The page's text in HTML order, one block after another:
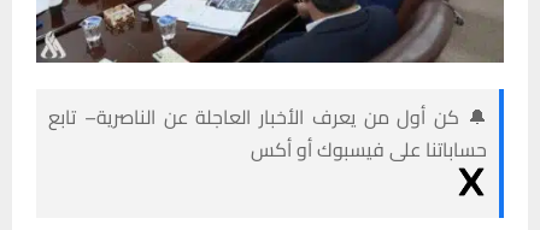
🔔 كن أول من يعرف الأخبار العاجلة عن الناصرية– تابع
حساباتنا على فيسبوك أو أكس